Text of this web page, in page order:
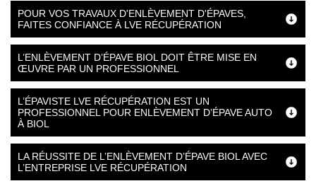
POUR VOS TRAVAUX D'ENLÈVEMENT D'ÉPAVES,
FAITES CONFIANCE À LVE RÉCUPÉRATION
L’ENLÈVEMENT D’ÉPAVE BIOL DOIT ÊTRE MISE EN
ŒUVRE PAR UN PROFESSIONNEL
L’ÉPAVISTE LVE RÉCUPÉRATION EST UN
PROFESSIONNEL POUR ENLÈVEMENT D’ÉPAVE AUTO
À BIOL
LA RÉUSSITE DE L’ENLÈVEMENT D’ÉPAVE BIOL AVEC
L’ENTREPRISE LVE RÉCUPÉRATION